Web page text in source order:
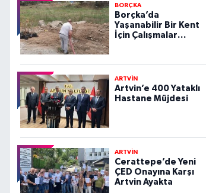
BORÇKA
Borçka’da
Yaşanabilir Bir Kent
İçin Çalışmalar
ARTVİN
Artvin’e 400 Yataklı
Hastane Müjdesi
ARTVİN
Cerattepe’de Yeni
ÇED Onayına Karşı
Artvin Ayakta